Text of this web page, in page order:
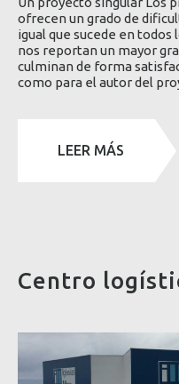
ofrecen un grado de
igual que sucede en todos
nos reportan un mayor
culminan de forma
como para el autor del
LEER MÁS
Centro